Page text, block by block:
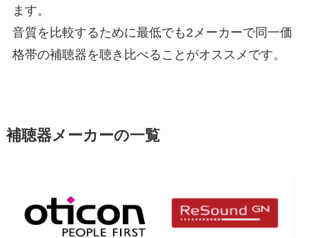
ます。
音質を比較するために最低でも2メーカーで同一価
格帯の補聴器を聴き比べることがオススメです。
補聴器メーカーの一覧